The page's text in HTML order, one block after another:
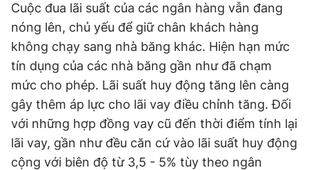
Cuộc đua lãi suất của các ngân hàng vẫn đang
nóng lên, chủ yếu để giữ chân khách hàng
không chạy sang nhà băng khác. Hiện hạn mức
tín dụng của các nhà băng gần như đã chạm
mức cho phép. Lãi suất huy động tăng lên càng
gây thêm áp lực cho lãi vay điều chỉnh tăng. Đối
với những hợp đồng vay cũ đến thời điểm tính lại
lãi vay, gần như đều căn cứ vào lãi suất huy động
cộng với biên độ từ 3,5 - 5% tùy theo ngân